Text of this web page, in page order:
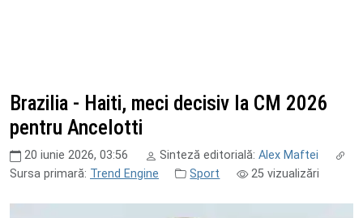
Brazilia - Haiti, meci decisiv la CM 2026
pentru Ancelotti
20 iunie 2026, 03:56 Sinteză editorială: Alex Maftei
Sursa primară: Trend Engine Sport 25vizualizări